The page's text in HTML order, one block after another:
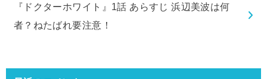
『ドクターホワイト』1話 あらすじ 浜辺美波は何
者？ねたばれ要注意！